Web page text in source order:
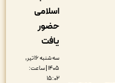
سه شنبه ۱۶ تیر,
۱۴۰۵ | ساعت: